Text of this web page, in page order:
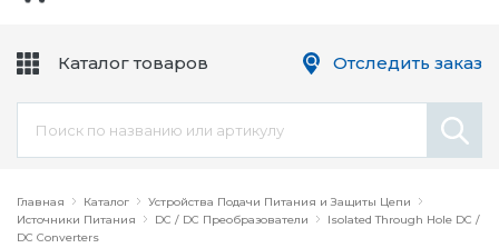
Главная Каталог
Устройства Подачи Питания и Защиты Цепи
Источники Питания
DC / DC Преобразователи
Isolated Through Hole DC /
DC Converters
Каталог товаров
Цепи
Оборудование
Отследить заказ